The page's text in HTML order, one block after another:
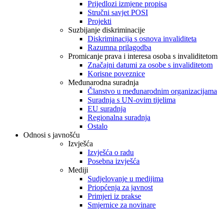
Prijedlozi izmjene propisa
Stručni savjet POSI
Projekti
Suzbijanje diskriminacije
Diskriminacija s osnova invaliditeta
Razumna prilagodba
Promicanje prava i interesa osoba s invaliditetom
Značajni datumi za osobe s invaliditetom
Korisne poveznice
Međunarodna suradnja
Članstvo u međunarodnim organizacijama
Suradnja s UN-ovim tijelima
EU suradnja
Regionalna suradnja
Ostalo
Odnosi s javnošću
Izvješća
Izvješća o radu
Posebna izvješća
Mediji
Sudjelovanje u medijima
Priopćenja za javnost
Primjeri iz prakse
Smjernice za novinare